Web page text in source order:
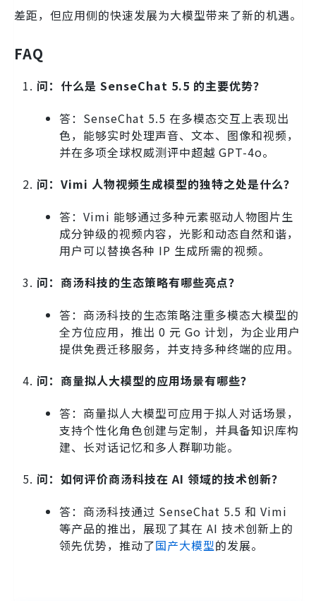
差距，但应用侧的快速发展为大模型带来了新的机遇。
FAQ
问：什么是 SenseChat 5.5 的主要优势？
答：SenseChat 5.5 在多模态交互上表现出
色，能够实时处理声音、文本、图像和视频，
并在多项全球权威测评中超越 GPT-4o。
问：Vimi 人物视频生成模型的独特之处是什么？
答：Vimi 能够通过多种元素驱动人物图片生
成分钟级的视频内容，光影和动态自然和谐，
用户可以替换各种 IP 生成所需的视频。
问：商汤科技的生态策略有哪些亮点？
答：商汤科技的生态策略注重多模态大模型的
全方位应用，推出 0 元 Go 计划，为企业用户
提供免费迁移服务，并支持多种终端的应用。
问：商量拟人大模型的应用场景有哪些？
答：商量拟人大模型可应用于拟人对话场景，
支持个性化角色创建与定制，并具备知识库构
建、长对话记忆和多人群聊功能。
问：如何评价商汤科技在 AI 领域的技术创新？
答：商汤科技通过 SenseChat 5.5 和 Vimi
等产品的推出，展现了其在 AI 技术创新上的
领先优势，推动了国产大模型的发展。